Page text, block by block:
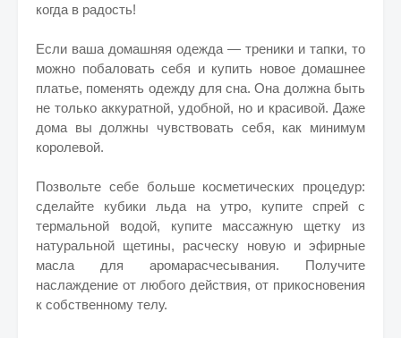
когда в радость!
Если ваша домашняя одежда — треники и тапки, то
можно побаловать себя и купить новое домашнее
платье, поменять одежду для сна. Она должна быть
не только аккуратной, удобной, но и красивой. Даже
дома вы должны чувствовать себя, как минимум
королевой.
Позвольте себе больше косметических процедур:
сделайте кубики льда на утро, купите спрей с
термальной водой, купите массажную щетку из
натуральной щетины, расческу новую и эфирные
масла для аромарасчесывания. Получите
наслаждение от любого действия, от прикосновения
к собственному телу.